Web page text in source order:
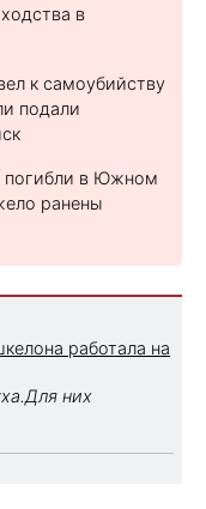
в
к самоубийству
подали
в Южном
ранены
работала на
них